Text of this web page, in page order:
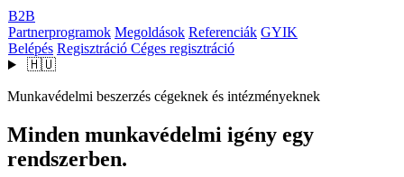
B2B
Partnerprogramok Megoldások Referenciák GYIK
Belépés Regisztráció Céges regisztráció
🇭🇺
Munkavédelmi beszerzés cégeknek és intézményeknek
Minden munkavédelmi igény egy
rendszerben.